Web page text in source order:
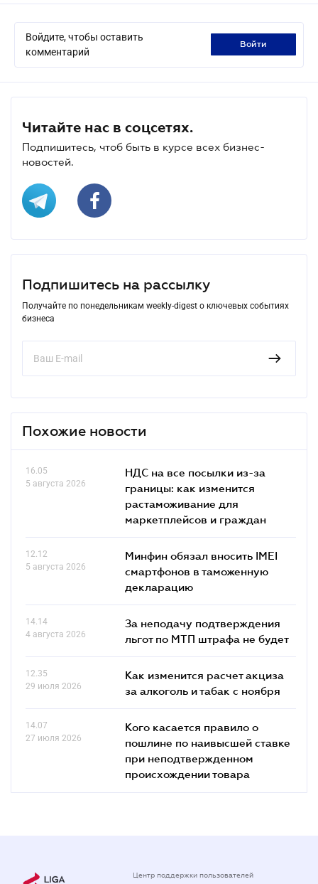
Войдите, чтобы оставить
комментарий
войти
Читайте нас в соцсетях.
Подпишитесь, чтоб быть в курсе всех бизнес-
новостей.
Подпишитесь на рассылку
Получайте по понедельникам weekly-digest о ключевых событиях
бизнеса
Похожие новости
16.05
5 августа 2026
НДС на все посылки из-за
границы: как изменится
растаможивание для
маркетплейсов и граждан
12.12
5 августа 2026
Минфин обязал вносить IMEI
смартфонов в таможенную
декларацию
14.14
4 августа 2026
За неподачу подтверждения
льгот по МТП штрафа не будет
12.35
29 июля 2026
Как изменится расчет акциза
за алкоголь и табак с ноября
14.07
27 июля 2026
Кого касается правило о
пошлине по наивысшей ставке
при неподтвержденном
происхождении товара
Центр поддержки пользователей